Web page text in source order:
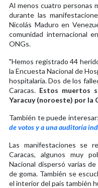
Al menos cuatro personas
durante las
Nicolás Maduro en
comunidad internacional
ONGs.
"Hemos registrado 44
la Encuesta Nacional de
hospitalaria. Dos de los
Caracas. Estos muertos
Yaracuy (noroeste) por la
También te puede interesar:
de votos y a una auditoría
Las manifestaciones se
Caracas, algunos muy
Nacional dispersó varias
de goma. También se
el interior del país también